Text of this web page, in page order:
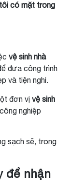
có mặt trong
vệ sinh nhà
đưa công trình
và tiện nghi.
đơn vị vệ sinh
nghiệp
sạch sẽ, trong
để nhận